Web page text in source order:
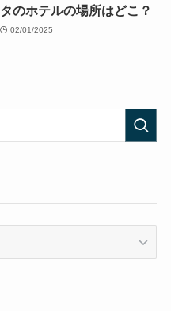
タのホテルの場所はどこ？
02/01/2025